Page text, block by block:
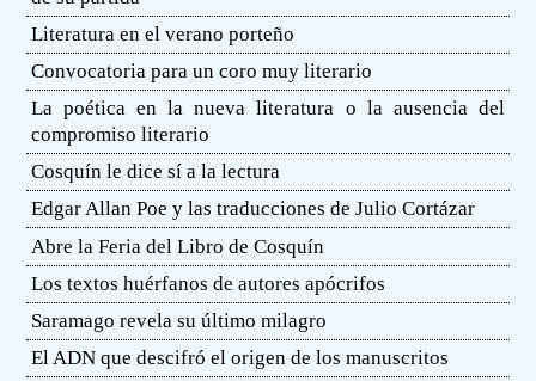
Literatura en el verano porteño
Convocatoria para un coro muy literario
La poética en la nueva literatura o la ausencia del
compromiso literario
Cosquín le dice sí a la lectura
Edgar Allan Poe y las traducciones de Julio Cortázar
Abre la Feria del Libro de Cosquín
Los textos huérfanos de autores apócrifos
Saramago revela su último milagro
El ADN que descifró el origen de los manuscritos